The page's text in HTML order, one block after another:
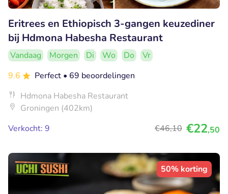
Eritrees en Ethiopisch 3-gangen keuzediner
bij Hdmona Habesha Restaurant
Vandaag Morgen Di Wo Do
Vr
9.6
Perfect • 69 beoordelingen
Hdmona Habesha Restaurant
Groningen (402km)
Verkocht: 9
€46,10 €22,50
50% korting